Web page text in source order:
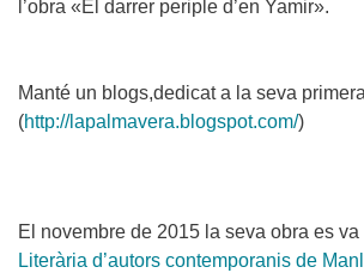
l’obra «El darrer periple d’en Yamir».
Manté un blogs,dedicata la seva
(http://lapalmavera.blogspot.com/)
El novembre de 2015 la seva obra es
Literària d’autors contemporanis de